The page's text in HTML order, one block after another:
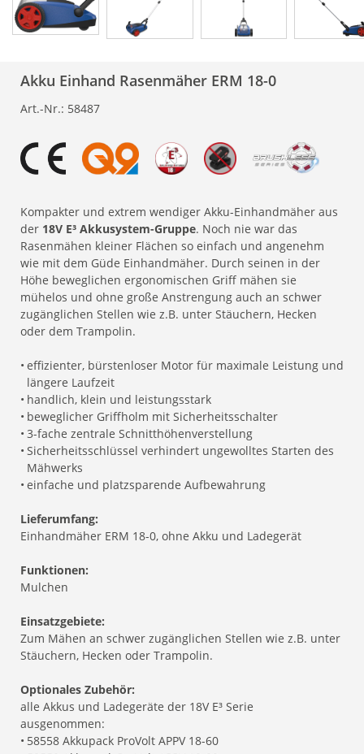
Akku Einhand Rasenmäher ERM 18-0
Art.-Nr.: 58487
Kompakter und extrem wendiger Akku-Einhandmäher aus
der 18V E³ Akkusystem-Gruppe. Noch nie war das
Rasenmähen kleiner Flächen so einfach und angenehm
wie mit dem Güde Einhandmäher. Durch seinen in der
Höhe beweglichen ergonomischen Griff mähen sie
mühelos und ohne große Anstrengung auch an schwer
zugänglichen Stellen wie z.B. unter Stäuchern, Hecken
oder dem Trampolin.
• effizienter, bürstenloser Motor für maximale Leistung und
längere Laufzeit
• handlich, klein und leistungsstark
• beweglicher Griffholm mit Sicherheitsschalter
• 3-fache zentrale Schnitthöhenverstellung
• Sicherheitsschlüssel verhindert ungewolltes Starten des
Mähwerks
• einfache und platzsparende Aufbewahrung
Lieferumfang:
Einhandmäher ERM 18-0, ohne Akku und Ladegerät
Funktionen:
Mulchen
Einsatzgebiete:
Zum Mähen an schwer zugänglichen Stellen wie z.B. unter
Stäuchern, Hecken oder Trampolin.
Optionales Zubehör:
alle Akkus und Ladegeräte der 18V E³ Serie
ausgenommen:
• 58558 Akkupack ProVolt APPV 18-60